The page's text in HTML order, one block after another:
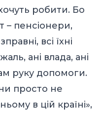
робити. Бо
– пенсіонери,
всі їхні
ані влада, ані
руку допомоги.
просто не
в цій країні»,